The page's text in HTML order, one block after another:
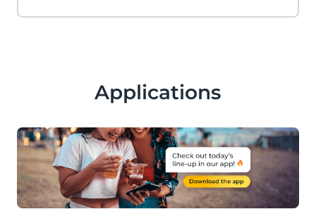
Applications